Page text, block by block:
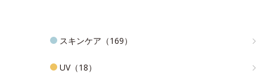
スキンケア（169）
UV（18）